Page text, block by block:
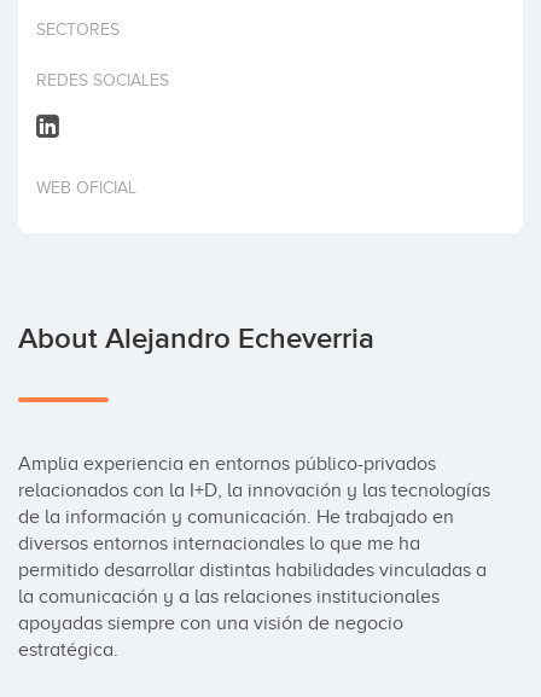
Invest
SECTORES
REDES SOCIALES
WEB OFICIAL
About Alejandro Echeverria
Amplia experiencia en entornos público-privados
relacionados con la I+D, la innovación y las tecnologías
de la información y comunicación. He trabajado en
diversos entornos internacionales lo que me ha
permitido desarrollar distintas habilidades vinculadas a
la comunicación y a las relaciones institucionales
apoyadas siempre con una visión de negocio
estratégica.